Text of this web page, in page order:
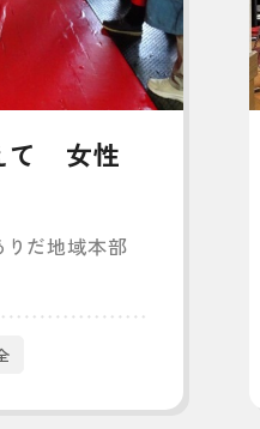
て 女性
だ地域本部